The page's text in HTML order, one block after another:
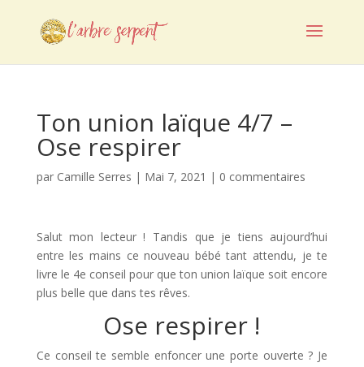
Ton union laïque 4/7 –
Ose respirer
par Camille Serres | Mai 7, 2021 | 0 commentaires
Salut mon lecteur ! Tandis que je tiens aujourd’hui
entre les mains ce nouveau bébé tant attendu, je te
livre le 4e conseil pour que ton union laïque soit encore
plus belle que dans tes rêves.
Ose respirer !
Ce conseil te semble enfoncer une porte ouverte ? Je